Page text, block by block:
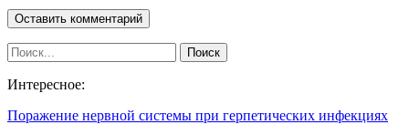
Интересное:
Поражение нервной системы при герпетических инфекциях